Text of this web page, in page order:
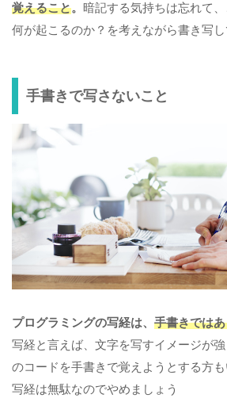
覚えること。
暗記する気持ちは忘れて
何が起こるのか？を考えながら書き写し
手書きで写さないこと
プログラミングの写経は、 手書きでは
写経と言えば、文字を写すイメージが
のコードを手書きで覚えようとする方
写経は無駄なのでやめましょう